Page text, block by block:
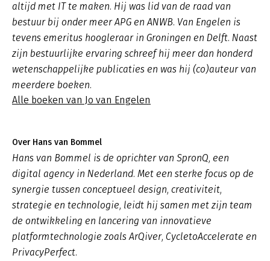
altijd met IT te maken. Hij was lid van de raad van
bestuur bij onder meer APG en ANWB. Van Engelen is
tevens emeritus hoogleraar in Groningen en Delft. Naast
zijn bestuurlijke ervaring schreef hij meer dan honderd
wetenschappelijke publicaties en was hij (co)auteur van
meerdere boeken.
Alle boeken van Jo van Engelen
Over Hans van Bommel
Hans van Bommel is de oprichter van SpronQ, een
digital agency in Nederland. Met een sterke focus op de
synergie tussen conceptueel design, creativiteit,
strategie en technologie, leidt hij samen met zijn team
de ontwikkeling en lancering van innovatieve
platformtechnologie zoals ArQiver, CycletoAccelerate en
PrivacyPerfect.